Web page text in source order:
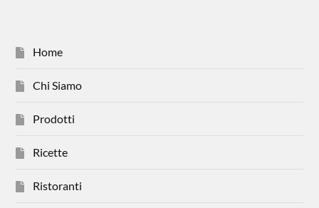
Home
Chi Siamo
Prodotti
Ricette
Ristoranti